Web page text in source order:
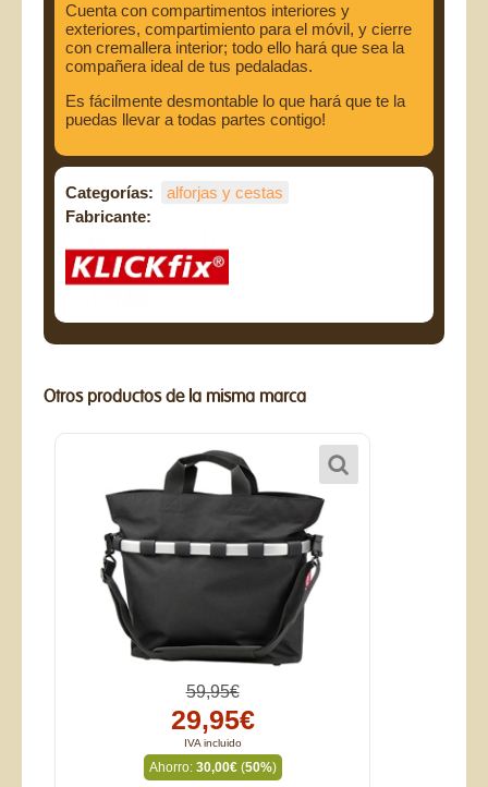
Cuenta con compartimentos interiores y
exteriores, compartimiento para el móvil, y cierre
con cremallera interior; todo ello hará que sea la
compañera ideal de tus pedaladas.
Es fácilmente desmontable lo que hará que te la
puedas llevar a todas partes contigo!
Categorías:
alforjas y cestas
Fabricante:
Otros productos de la misma marca
59,95€
29,95€
IVA incluido
Ahorro: 30,00€(50%)